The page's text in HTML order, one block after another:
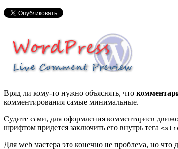
Вряд ли кому-то нужно объяснять, что
комментирования самые минимальные.
Судите сами, для оформления комментариев
шрифтом придется заключить его внутрь тега
Для web мастера это конечно не проблема, но что